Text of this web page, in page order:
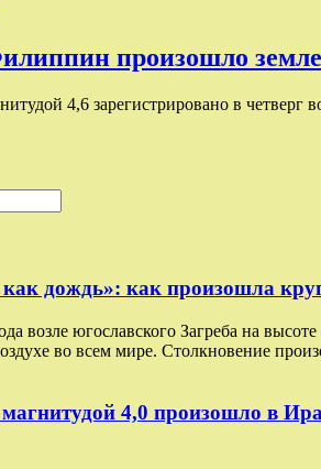
произошло
4,6 зарегистрировано в
дождь»: как произошла
возле югославского Загреба на
во всем мире. Столкновение
магнитудой 4,0 произошло в